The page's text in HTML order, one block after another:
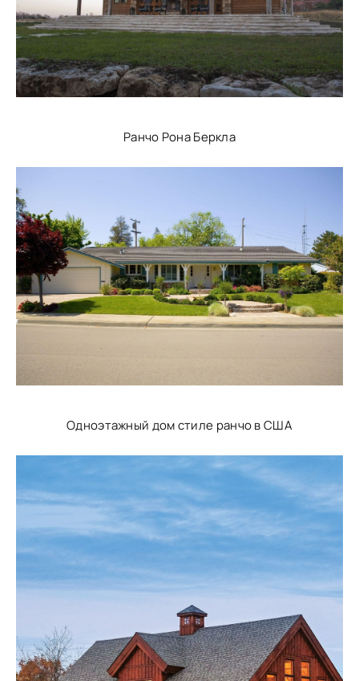
Ранчо Рона Беркла
Одноэтажный дом стиле ранчо в США